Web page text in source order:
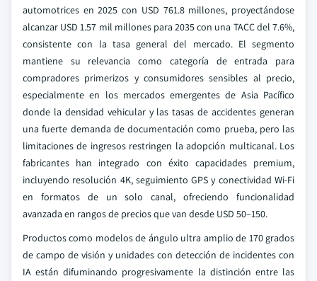
automotrices en 2025 con USD 761.8 millones, proyectándose
alcanzar USD 1.57 mil millones para 2035 con una TACC del 7.6%,
consistente con la tasa general del mercado. El segmento
mantiene su relevancia como categoría de entrada para
compradores primerizos y consumidores sensibles al precio,
especialmente en los mercados emergentes de Asia Pacífico
donde la densidad vehicular y las tasas de accidentes generan
una fuerte demanda de documentación como prueba, pero las
limitaciones de ingresos restringen la adopción multicanal. Los
fabricantes han integrado con éxito capacidades premium,
incluyendo resolución 4K, seguimiento GPS y conectividad Wi-Fi
en formatos de un solo canal, ofreciendo funcionalidad
avanzada en rangos de precios que van desde USD 50–150.
Productos como modelos de ángulo ultra amplio de 170 grados
de campo de visión y unidades con detección de incidentes con
IA están difuminando progresivamente la distinción entre las